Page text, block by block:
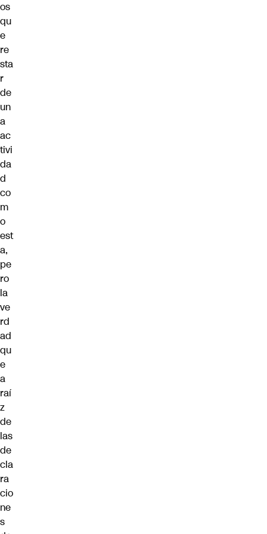
os
qu
e
re
sta
r
de
un
a
ac
tivi
da
d
co
m
o
est
a,
pe
ro
la
ve
rd
ad
qu
e
a
raí
z
de
las
de
cla
ra
cio
ne
s